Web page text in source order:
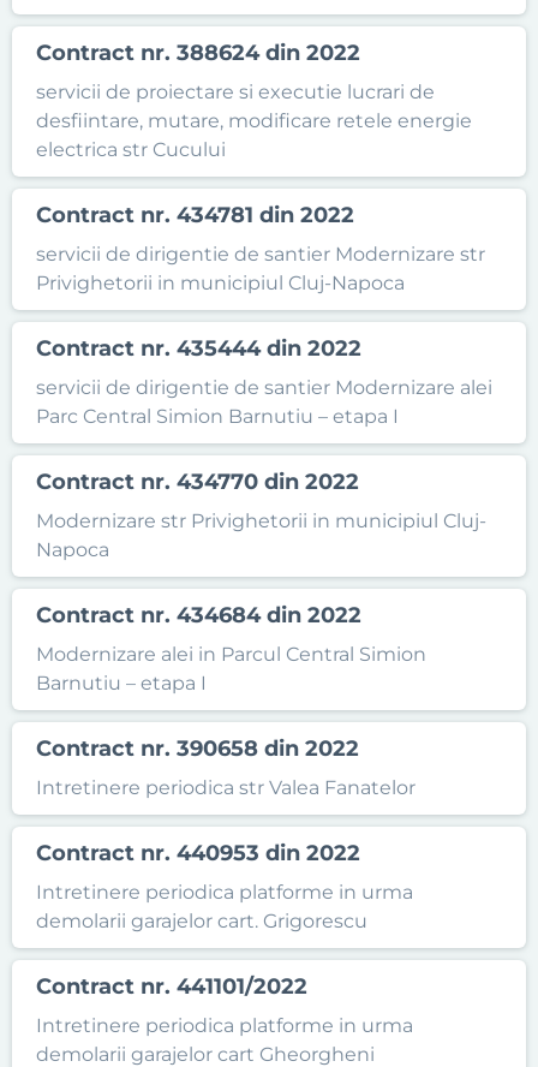
Contract nr. 388624 din 2022
servicii de proiectare si executie lucrari de
desfiintare, mutare, modificare retele energie
electrica str Cucului
Contract nr. 434781 din 2022
servicii de dirigentie de santier Modernizare str
Privighetorii in municipiul Cluj-Napoca
Contract nr. 435444 din 2022
servicii de dirigentie de santier Modernizare alei
Parc Central Simion Barnutiu – etapa I
Contract nr. 434770 din 2022
Modernizare str Privighetorii in municipiul Cluj-
Napoca
Contract nr. 434684 din 2022
Modernizare alei in Parcul Central Simion
Barnutiu – etapa I
Contract nr. 390658 din 2022
Intretinere periodica str Valea Fanatelor
Contract nr. 440953 din 2022
Intretinere periodica platforme in urma
demolarii garajelor cart. Grigorescu
Contract nr. 441101/2022
Intretinere periodica platforme in urma
demolarii garajelor cart Gheorgheni